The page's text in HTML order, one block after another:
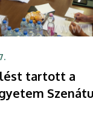
tartott a